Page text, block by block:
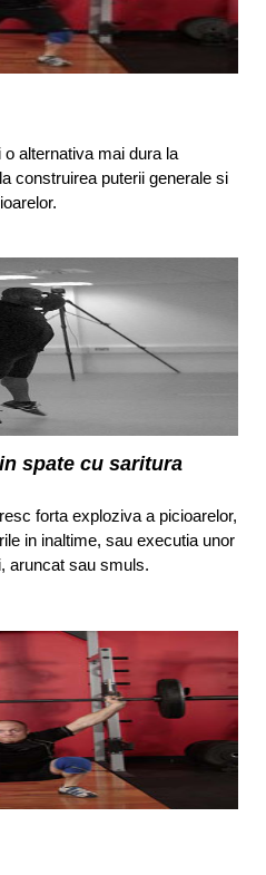
alternativa mai dura la
construirea puterii generale si
spate cu saritura
forta exploziva a picioarelor,
in inaltime, sau executia unor
aruncat sau smuls.